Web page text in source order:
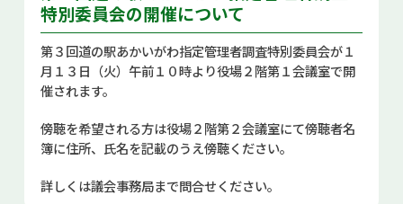
観光・イベント情報
あかいがわ広報
お問い合せ
Select Language▼
特別委員会の開催について
第３回道の駅あかいがわ指定管理者調査特別委員会が１
月１３日（火）午前１０時より役場２階第１会議室で開
催されます。
傍聴を希望される方は役場２階第２会議室にて傍聴者名
簿に住所、氏名を記載のうえ傍聴ください。
詳しくは議会事務局まで問合せください。